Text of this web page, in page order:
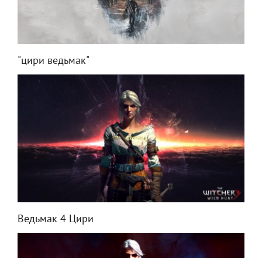
"цири ведьмак"
Ведьмак 4 Цири